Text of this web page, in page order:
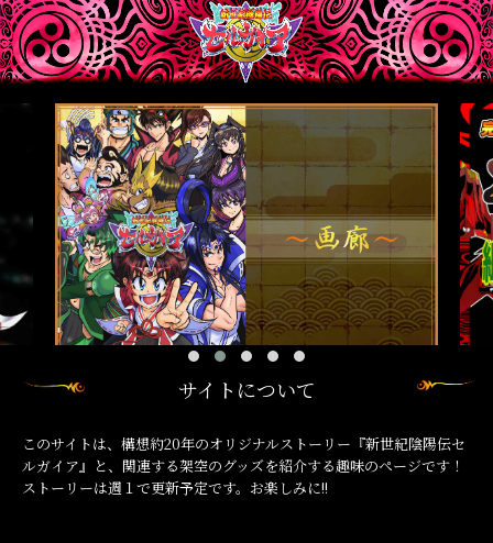
サイトについて
このサイトは、構想約20年のオリジナルストーリー『新世紀陰陽伝セ
ルガイア』と、関連する架空のグッズを紹介する趣味のページです！
ストーリーは週１で更新予定です。お楽しみに!!